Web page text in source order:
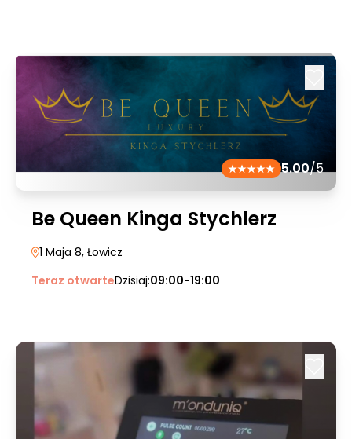
5.00/5
Be Queen Kinga Stychlerz
1 Maja 8, Łowicz
Teraz otwarteDzisiaj:09:00-19:00